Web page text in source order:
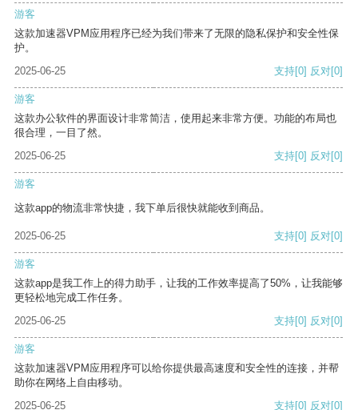
游客
这款加速器VPM应用程序已经为我们带来了无限的隐私保护和安全性保
护。
2025-06-25
支持[0] 反对[0]
游客
这款办公软件的界面设计非常简洁，使用起来非常方便。功能的布局也
很合理，一目了然。
2025-06-25
支持[0] 反对[0]
游客
这款app的物流非常快捷，我下单后很快就能收到商品。
2025-06-25 支持[0] 反对[0]
游客
这款app是我工作上的得力助手，让我的工作效率提高了50%，让我能够
更轻松地完成工作任务。
2025-06-25
支持[0] 反对[0]
游客
这款加速器VPM应用程序可以给你提供最高速度和安全性的连接，并帮
助你在网络上自由移动。
2025-06-25
支持[0] 反对[0]